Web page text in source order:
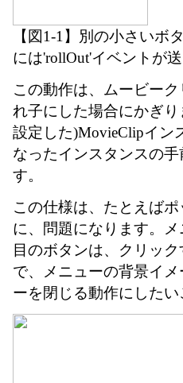
【図1-1】別の小さいボ
には'rollOut'イベントが
この動作は、ムービー
れ子にした場合にかぎ
設定した)MovieClipイン
なったインスタンスの
す。
この仕様は、たとえば
に、問題になります。
目のボタンは、クリッ
で、メニューの背景イ
ーを閉じる動作にしたい